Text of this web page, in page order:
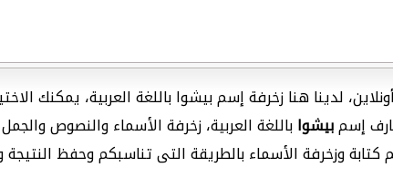
أونلاين، لدينا هنا زخرفة إسم بيشوا باللغة العربية، يمكنك
إسمبيشواباللغة العربية، زخرفة الأسماء والنصوص
كتابة وزخرفة الأسماء بالطريقة التى تناسبكم وحفظ